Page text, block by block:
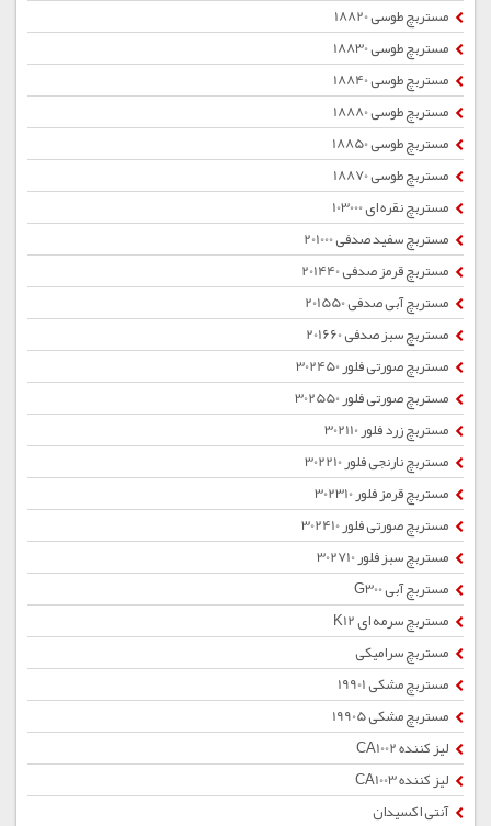
مستربچ طوسی 18820
مستربچ طوسی 18830
مستربچ طوسی 18840
مستربچ طوسی 18880
مستربچ طوسی 18850
مستربچ طوسی 18870
مستربچ نقره ای 103000
مستربچ سفید صدفی 201000
مستربچ قرمز صدفی 201440
مستربچ آبی صدفی 201550
مستربچ سبز صدفی 201660
مستربچ صورتی فلور 302450
مستربچ صورتی فلور 302550
مستربچ زرد فلور 302110
مستربچ نارنجی فلور 302210
مستربچ قرمز فلور 302310
مستربچ صورتی فلور 302410
مستربچ سبز فلور 302710
مستربچ آبی G300
مستربچ سرمه ای K12
مستربچ سرامیکی
مستربچ مشکی 19901
مستربچ مشکی 19905
لیز کننده CA1002
لیز کننده CA1003
آنتی اکسیدان